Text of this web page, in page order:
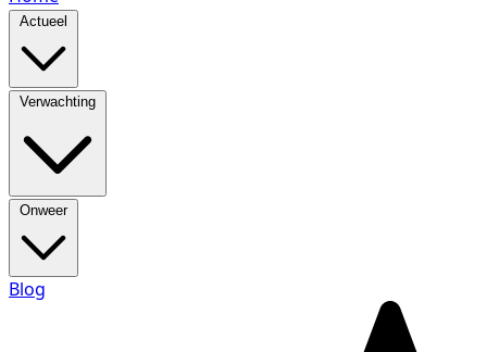
Actueel
Verwachting
Onweer
Blog